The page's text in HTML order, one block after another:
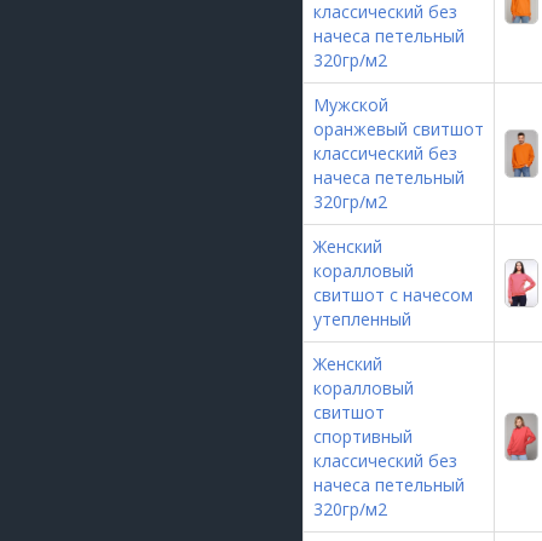
классический без
начеса петельный
320гр/м2
Мужской
оранжевый свитшот
классический без
начеса петельный
320гр/м2
Женский
коралловый
свитшот с начесом
утепленный
Женский
коралловый
свитшот
спортивный
классический без
начеса петельный
320гр/м2